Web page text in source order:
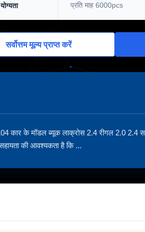
प्रति माह 6000pcs
सर्वोत्तम मूल्य प्राप्त करें
कार के मॉडल ब्यूक लाक्रोस 2.4 रीगल 2.0 2.4
की आवश्यकता है कि ...